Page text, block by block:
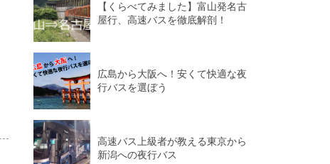
【くらべてみました】富山発名古
屋行、高速バスを徹底解剖！
広島から大阪へ！安くて快適な夜
行バスを選ぼう
高速バス上級者が教える東京から
新潟への夜行バス